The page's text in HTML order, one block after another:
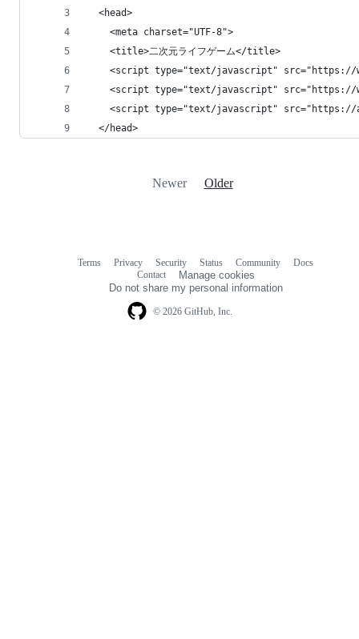
  <head>
    <meta charset="UTF-8">
    <title>二次元ライフゲーム</title>
<script type="text/javascript"
<script type="text/javascript"
<script type="text/javascript"
  </head>
Newer Older
© 2026 GitHub, Inc.
Terms Privacy Security Status Community
Docs
Contact
Manage cookies
Do not share my personal information